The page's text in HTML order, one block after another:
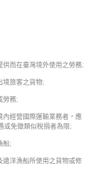
供而在臺灣境外使用之勞務;
境旅客之貨物;
勞務;
內經營國際運輸業務者，應
或免徵類似稅捐者為限;
船;
遠洋漁船所使用之貨物或修